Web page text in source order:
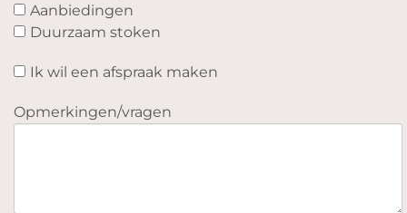
Aanbiedingen
Duurzaam stoken
Ik wil een afspraak maken
Opmerkingen/vragen